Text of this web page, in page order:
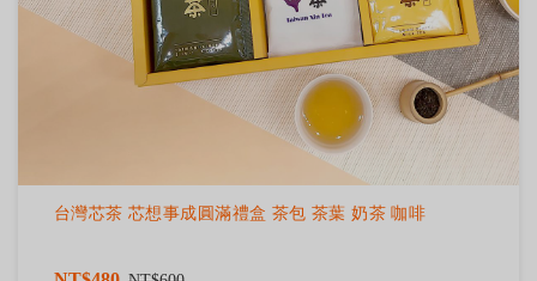
台灣芯茶 芯想事成圓滿禮盒 茶包 茶葉 奶茶 咖啡